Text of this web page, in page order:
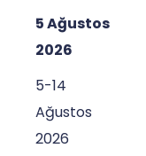
5 Ağustos
2026
5-14
Ağustos
2026